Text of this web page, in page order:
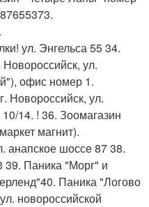
ул. Энгельса 55 34.
ул.
офис номер 1.
Новороссийск, ул.
14. ! 36. Зоомагазин
магнит).
анапское шоссе 87 38.
39. Паника "Морг" и
Паника "Логово
новороссийской